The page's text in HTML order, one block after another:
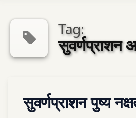
Sexologist QA
एपोईंटमेन्ट
Contact Us
Tag:
सुवर्णप्राशन
सुवर्णप्राशन पुष्य
BACHCHE
KE TIPE
A
COMMENT